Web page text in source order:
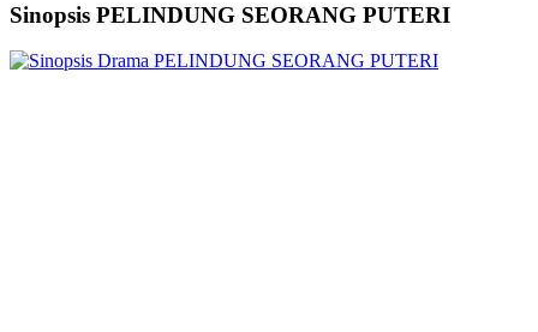
Sinopsis PELINDUNG SEORANG PUTERI